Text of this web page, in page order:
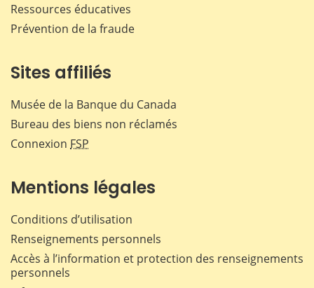
Ressources éducatives
Prévention de la fraude
Sites affiliés
Musée de la Banque du Canada
Bureau des biens non réclamés
Connexion FSP
Mentions légales
Conditions d’utilisation
Renseignements personnels
Accès à l’information et protection des renseignements
personnels